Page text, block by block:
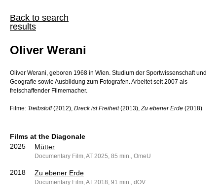
Back to search
results
Oliver Werani
Oliver Werani, geboren 1968 in Wien. Studium der Sportwissenschaft und
Geografie sowie Ausbildung zum Fotografen. Arbeitet seit 2007 als
freischaffender Filmemacher.
Filme: Treibstoff(2012), Dreck ist Freiheit(2013),Zu ebener Erde (2018)
Films at the Diagonale
2025
Mütter
Documentary Film, AT 2025, 85 min., OmeU
2018 Zu ebener Erde
Documentary Film, AT 2018, 91 min., dOV